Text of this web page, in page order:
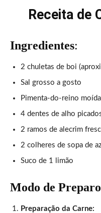
Receita de
Ingredientes:
2 chuletas de boi
Sal grosso a gosto
Pimenta-do-reino
4 dentes de alho
2 ramos de alecrim
2 colheres de sopa de
Suco de 1 limão
Modo de
Preparação da Carne: